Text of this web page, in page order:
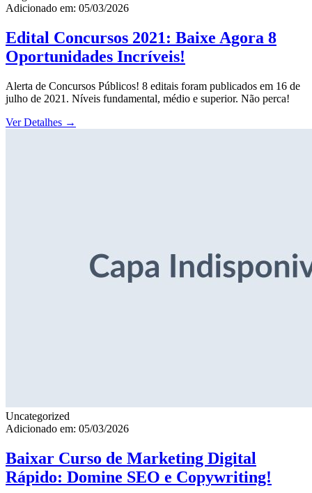
Adicionado em: 05/03/2026
Edital Concursos 2021: Baixe Agora 8
Oportunidades Incríveis!
Alerta de Concursos Públicos! 8 editais foram publicados em 16 de
julho de 2021. Níveis fundamental, médio e superior. Não perca!
Ver Detalhes →
Uncategorized
Adicionado em: 05/03/2026
Baixar Curso de Marketing Digital
Rápido: Domine SEO e Copywriting!